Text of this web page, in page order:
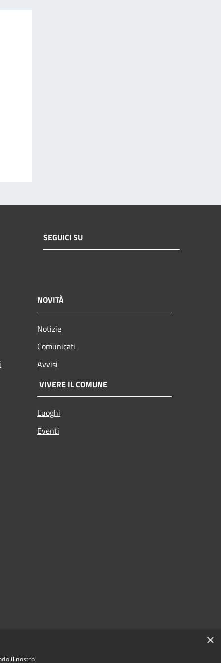
SEGUICI SU
NOVITÀ
Notizie
Comunicati
Avvisi
VIVERE IL COMUNE
Luoghi
Eventi
×
il nostro